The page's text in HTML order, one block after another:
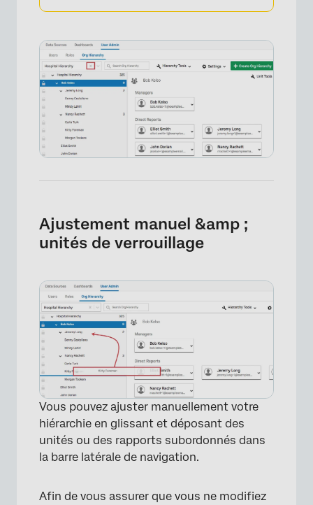
×
Ajustement manuel &amp ;
unités de verrouillage
Vous pouvez ajuster manuellement votre
hiérarchie en glissant et déposant des
unités ou des rapports subordonnés dans
la barre latérale de navigation.
Afin de vous assurer que vous ne modifiez